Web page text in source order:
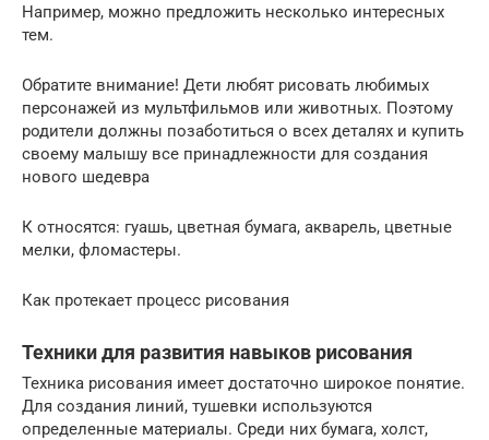
Например, можно предложить несколько интересных
тем.
Обратите внимание! Дети любят рисовать любимых
персонажей из мультфильмов или животных. Поэтому
родители должны позаботиться о всех деталях и купить
своему малышу все принадлежности для создания
нового шедевра
К относятся: гуашь, цветная бумага, акварель, цветные
мелки, фломастеры.
Как протекает процесс рисования
Техники для развития навыков рисования
Техника рисования имеет достаточно широкое понятие.
Для создания линий, тушевки используются
определенные материалы. Среди них бумага, холст,